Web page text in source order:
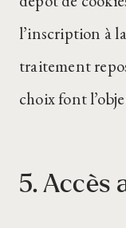
l’inscription à
traitement
choix font
5. Accès